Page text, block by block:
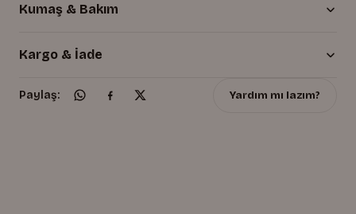
Kumaş & Bakım
Kargo & İade
Paylaş: Yardım mı lazım?